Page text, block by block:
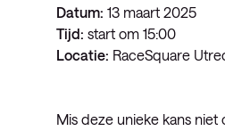
Datum: 13 maart 2025
Tijd: start om 15:00
Locatie: RaceSquare
Mis deze unieke kans